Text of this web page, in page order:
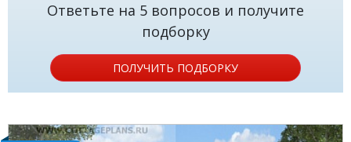
Ответьте на 5 вопросов и получите
подборку
ПОЛУЧИТЬ ПОДБОРКУ